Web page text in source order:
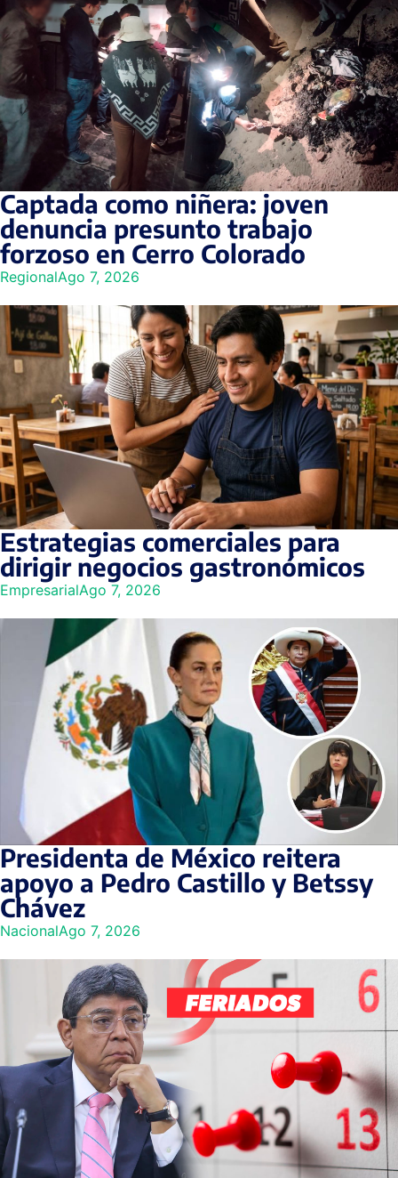
Captada como niñera: joven
denuncia presunto trabajo
forzoso en Cerro Colorado
RegionalAgo 7, 2026
Estrategias comerciales para
dirigir negocios gastronómicos
EmpresarialAgo 7, 2026
Presidenta de México reitera
apoyo a Pedro Castillo y Betssy
Chávez
NacionalAgo 7, 2026